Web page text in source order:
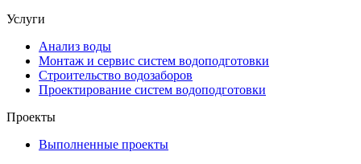
Услуги
Анализ воды
Монтаж и сервис систем водоподготовки
Строительство водозаборов
Проектирование систем водоподготовки
Проекты
Выполненные проекты